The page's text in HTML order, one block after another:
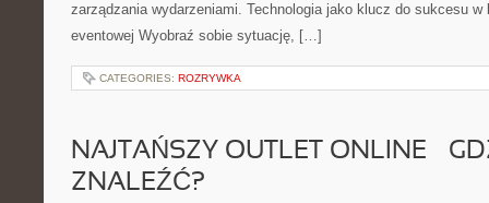
zarządzania wydarzeniami. Technologia jako klucz do sukcesu
eventowej Wyobraź sobie sytuację, […]
CATEGORIES: ROZRYWKA
NAJTAŃSZY OUTLET ONLINE –
ZNALEŹĆ?